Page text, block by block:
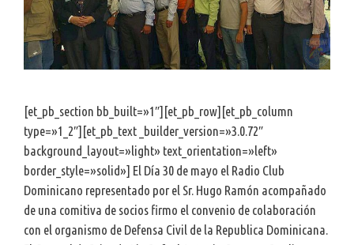
[et_pb_section bb_built=»1″][et_pb_row][et_pb_column
type=»1_2″][et_pb_text _builder_version=»3.0.72″
background_layout=»light» text_orientation=»left»
border_style=»solid»] El Día 30 de mayo el Radio Club
Dominicano representado por el Sr. Hugo Ramón acompañado
de una comitiva de socios firmo el convenio de colaboración
con el organismo de Defensa Civil de la Republica Dominicana.